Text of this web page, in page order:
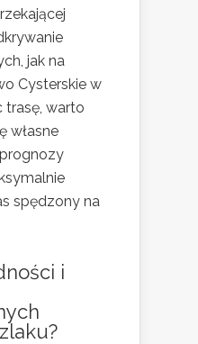
jak na
Cysterskie w
trasę, warto
własne
spędzony na
i